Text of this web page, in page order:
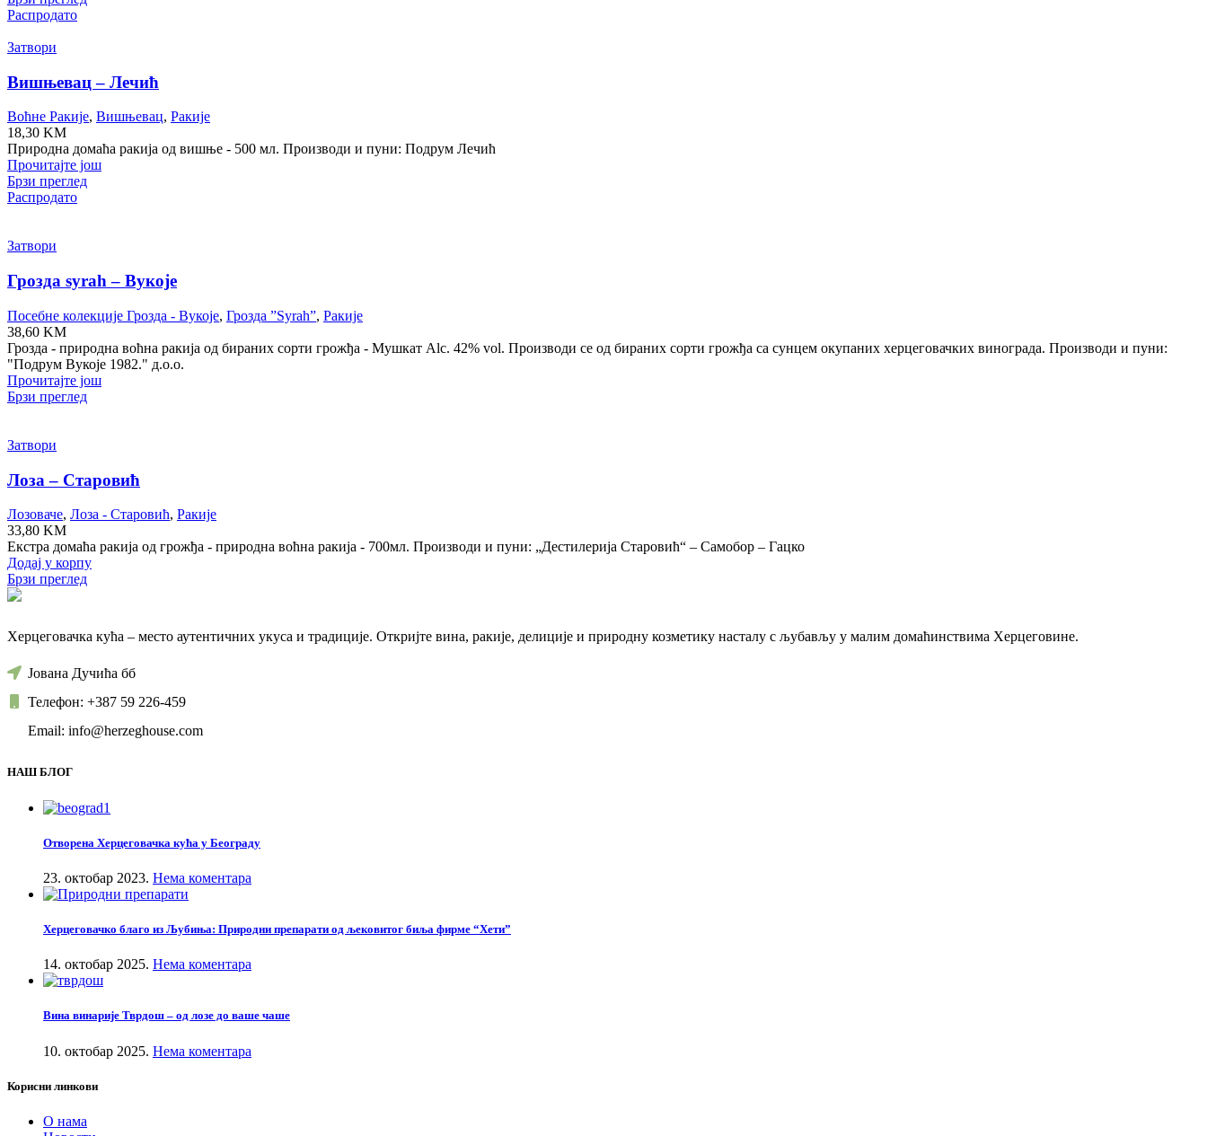
Распродато
Затвори
Вишњевац – Лечић
Воћне Ракије, Вишњевац, Ракије
18,30 KM
Природна домаћа ракија од вишње - 500 мл. Производи и пуни: Подрум Лечић
Прочитајте још
Брзи преглед
Распродато
Затвори
Грозда syrah – Вукоје
Посебне колекције Грозда - Вукоје, Грозда ”Syrah”, Ракије
38,60 KM
Грозда - природна воћна ракија од бираних сорти грожђа - Мушкат Alc. 42% vol. Производи се од бираних сорти грожђа са сунцем окупаних херцеговачких винограда. Производи и пуни:
"Подрум Вукоје 1982." д.о.о.
Прочитајте још
Брзи преглед
Затвори
Лоза – Старовић
Лозоваче, Лоза - Старовић, Ракије
33,80 KM
Екстра домаћа ракија од грожђа - природна воћна ракија - 700мл. Производи и пуни: „Дестилерија Старовић“ – Самобор – Гацко
Додај у корпу
Брзи преглед
Херцеговачка кућа – место аутентичних укуса и традиције. Откријте вина, ракије, делиције и природну козметику насталу с љубављу у малим домаћинствима Херцеговине.
Јована Дучића бб
Телефон: +387 59 226-459
Email: info@herzeghouse.com
НАШ БЛОГ
Отворена Херцеговачка кућа у Београду
23. октобар 2023. Нема коментара
Херцеговачко благо из Љубиња: Природни препарати од љековитог биља фирме “Хети”
14. октобар 2025. Нема коментара
Вина винарије Тврдош – од лозе до ваше чаше
10. октобар 2025. Нема коментара
Корисни линкови
О нама